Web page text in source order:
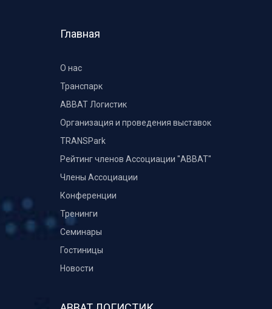
Главная
О нас
Транспарк
ABBAT Логистик
Организация и проведения выставок
TRANSPark
Рейтинг членов Ассоциации "АВВАТ"
Члены Ассоциации
Конференции
Тренинги
Семинары
Гостиницы
Новости